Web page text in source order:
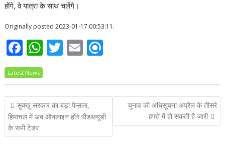
होंगे, वे यात्रा के साथ चलेंगे।
Originally posted 2023-01-17 00:53:11.
F
ac
e
b
o
o
k
W
at
s
A
p
T
itt
er
E
ai
l
i
n
d
Latest News
Post
navigation
सुक्खू सरकार का बड़ा फैसला,
हिमाचल में अब ऑनलाइन होंगे पीडब्ल्यूडी
के सभी टेंडर
चुनाव की अधिसूचना अप्रैल के तीसरे
हफ्ते में हो सकती है जारी